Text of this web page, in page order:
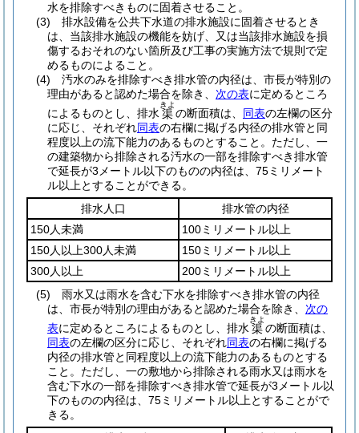
水を排除すべきものに固着させること。
(3)
排水設備を公共下水道の排水施設に固着させるとき
は、当該排水施設の機能を妨げ、又は当該排水施設を損
傷するおそれのない箇所及び工事の実施方法で規則で定
めるものによること。
(4)
汚水のみを排除すべき排水管の内径は、市長が特別の
理由があると認めた場合を除き、 次の表に定めるところ
によるものとし、排水 渠
きよ
の断面積は、 同表の左欄の区分
に応じ、それぞれ同表の右欄に掲げる内径の排水管と同
程度以上の流下能力のあるものとすること。 ただし、一
の建築物から排除される汚水の一部を排除すべき排水管
で延長が3メートル以下のものの内径は、75ミリメート
ル以上とすることができる。
排水人口
排水管の内径
150人未満
100ミリメートル以上
150人以上300人未満
150ミリメートル以上
300人以上
200ミリメートル以上
(5)
雨水又は雨水を含む下水を排除すべき排水管の内径
は、市長が特別の理由があると認めた場合を除き、 次の
表に定めるところによるものとし、排水 渠
きよ
の断面積は、
同表の左欄の区分に応じ、それぞれ同表の右欄に掲げる
内径の排水管と同程度以上の流下能力のあるものとする
こと。 ただし、一の敷地から排除される雨水又は雨水を
含む下水の一部を排除すべき排水管で延長が3メートル以
下のものの内径は、75ミリメートル以上とすることがで
きる。